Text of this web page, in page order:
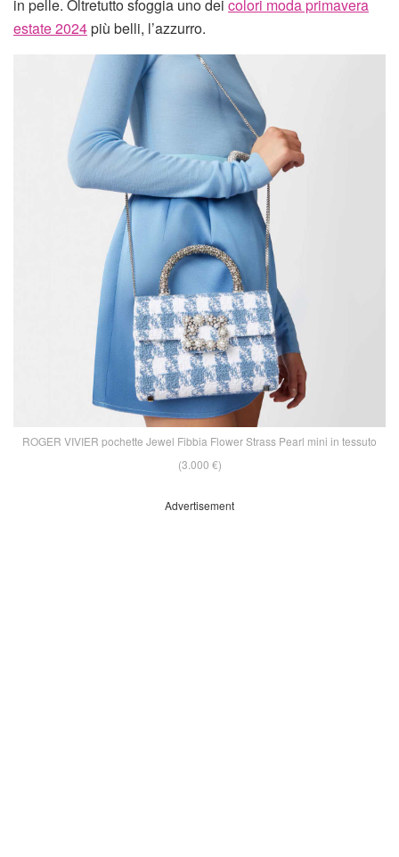
in pelle. Oltretutto sfoggia uno dei colori moda primavera
estate 2024più belli, l’azzurro.
ROGER VIVIER pochette Jewel Fibbia Flower Strass Pearl mini in tessuto
(3.000 €)
Advertisement